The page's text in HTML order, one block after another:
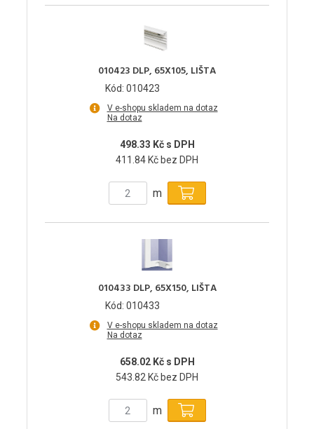
010423 DLP, 65X105, LIŠTA
Kód: 010423
V e-shopu skladem na dotaz
Na dotaz
498.33 Kč s DPH
411.84 Kč bez DPH
m
010433 DLP, 65X150, LIŠTA
Kód: 010433
V e-shopu skladem na dotaz
Na dotaz
658.02 Kč s DPH
543.82 Kč bez DPH
m